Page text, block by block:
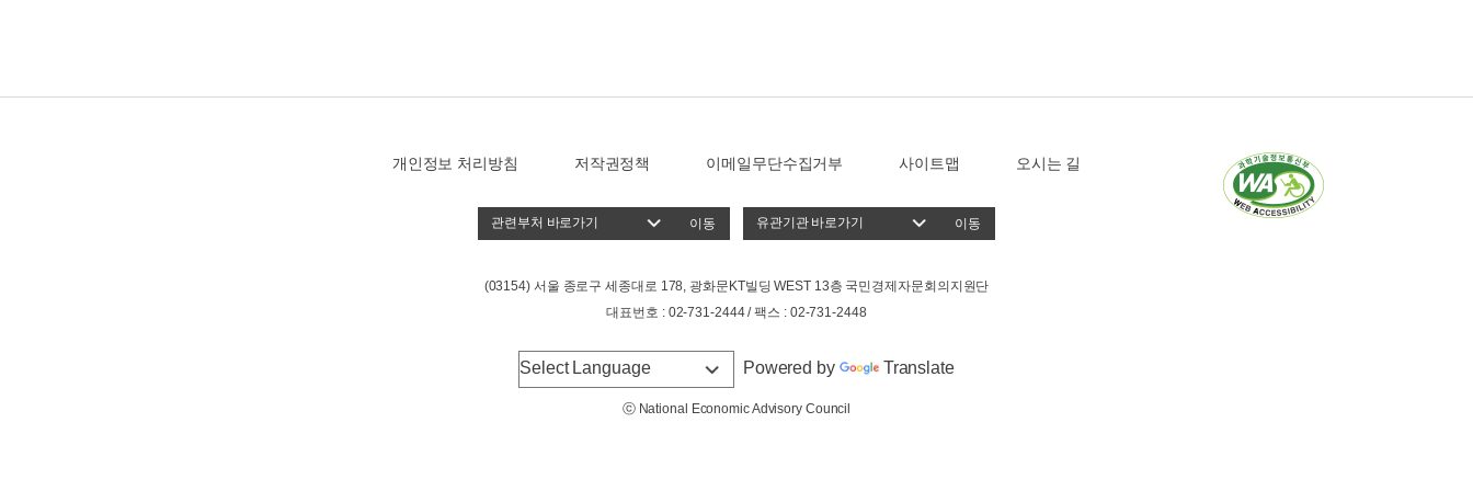
개인정보 처리방침 저작권정책 이메일무단수집거부 사이트맵 오시는 길
이동 이동
(03154) 서울 종로구 세종대로 178, 광화문KT빌딩 WEST 13층 국민경제자문회의지원단
대표번호 : 02-731-2444 / 팩스 : 02-731-2448
Powered by Translate
ⓒ National Economic Advisory Council